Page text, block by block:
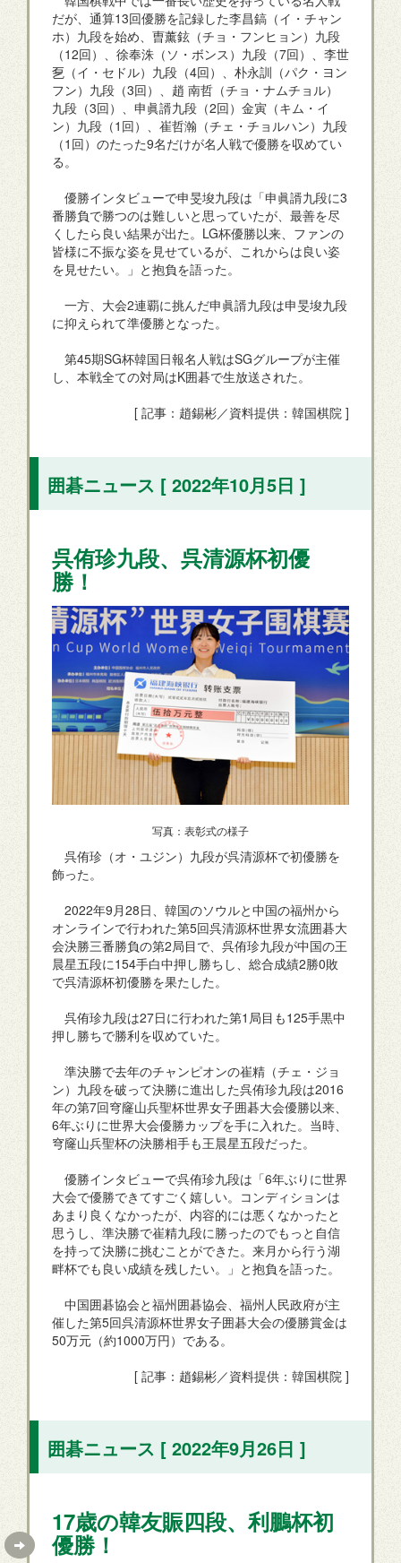
だが、通算13回優勝を記録した李昌鎬（イ・チャン
ホ）九段を始め、曺薰鉉（チョ・フンヒョン）九段
（12回）、徐奉洙（ソ・ボンス）九段（7回）、李世
乭（イ・セドル）九段（4回）、朴永訓（パク・ヨン
フン）九段（3回）、趙 南哲（チョ・ナムチョル）
九段（3回）、申眞諝九段（2回）金寅（キム・イ
ン）九段（1回）、崔哲瀚（チェ・チョルハン）九段
（1回）のたった9名だけが名人戦で優勝を収めてい
る。
優勝インタビューで申旻埈九段は「申眞諝九段に3
番勝負で勝つのは難しいと思っていたが、最善を尽
くしたら良い結果が出た。LG杯優勝以来、ファンの
皆様に不振な姿を見せているが、これからは良い姿
を見せたい。」と抱負を語った。
一方、大会2連覇に挑んだ申眞諝九段は申旻埈九段
に抑えられて準優勝となった。
第45期SG杯韓国日報名人戦はSGグループが主催
し、本戦全ての対局はK囲碁で生放送された。
[ 記事：趙錫彬／資料提供：韓国棋院 ]
囲碁ニュース [ 2022年10月5日 ]
呉侑珍九段、呉清源杯初優
勝！
写真：表彰式の様子
呉侑珍（オ・ユジン）九段が呉清源杯で初優勝を
飾った。
2022年9月28日、韓国のソウルと中国の福州から
オンラインで行われた第5回呉清源杯世界女流囲碁大
会決勝三番勝負の第2局目で、呉侑珍九段が中国の王
晨星五段に154手白中押し勝ちし、総合成績2勝0敗
で呉清源杯初優勝を果たした。
呉侑珍九段は27日に行われた第1局目も125手黒中
押し勝ちで勝利を収めていた。
準決勝で去年のチャンピオンの崔精（チェ・ジョ
ン）九段を破って決勝に進出した呉侑珍九段は2016
年の第7回穹窿山兵聖杯世界女子囲碁大会優勝以来、
6年ぶりに世界大会優勝カップを手に入れた。当時、
穹窿山兵聖杯の決勝相手も王晨星五段だった。
優勝インタビューで呉侑珍九段は「6年ぶりに世界
大会で優勝できてすごく嬉しい。コンディションは
あまり良くなかったが、内容的には悪くなかったと
思うし、準決勝で崔精九段に勝ったのでもっと自信
を持って決勝に挑むことができた。来月から行う湖
畔杯でも良い成績を残したい。」と抱負を語った。
中国囲碁協会と福州囲碁協会、福州人民政府が主
催した第5回呉清源杯世界女子囲碁大会の優勝賞金は
50万元（約1000万円）である。
[ 記事：趙錫彬／資料提供：韓国棋院 ]
囲碁ニュース [ 2022年9月26日 ]
17歳の韓友賑四段、利鵬杯初
優勝！